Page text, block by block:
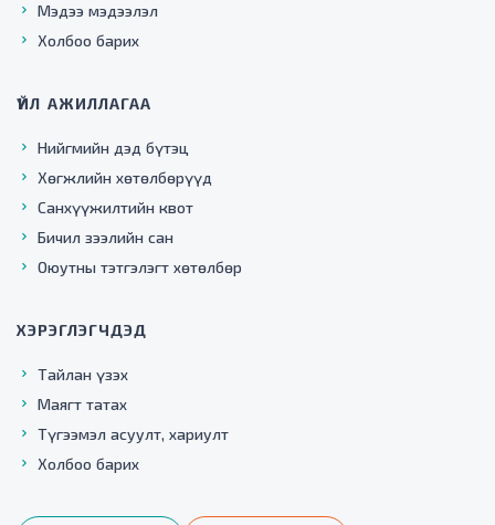
Мэдээ мэдээлэл
Холбоо барих
ҮЙЛ АЖИЛЛАГАА
Нийгмийн дэд бүтэц
Хөгжлийн хөтөлбөрүүд
Санхүүжилтийн квот
Бичил зээлийн сан
Оюутны тэтгэлэгт хөтөлбөр
ХЭРЭГЛЭГЧДЭД
Тайлан үзэх
Маягт татах
Түгээмэл асуулт, хариулт
Холбоо барих